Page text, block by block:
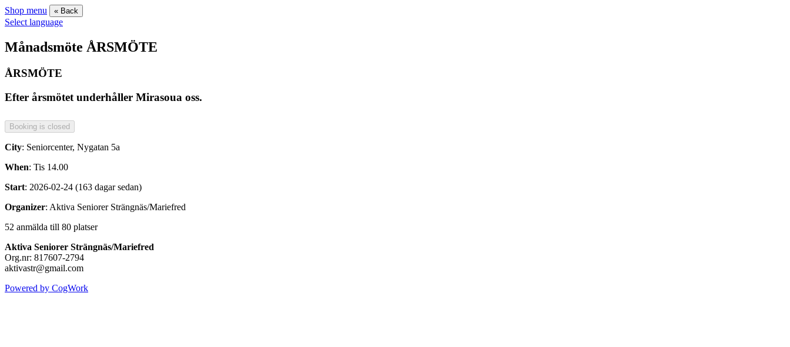
Shop menu « Back
Select language
Månadsmöte ÅRSMÖTE
ÅRSMÖTE
Efter årsmötet underhåller Mirasoua oss.
City: Seniorcenter, Nygatan 5a
When: Tis 14.00
Start: 2026-02-24 (163 dagar sedan)
Organizer: Aktiva Seniorer Strängnäs/Mariefred
52 anmälda till 80 platser
Aktiva Seniorer Strängnäs/Mariefred
Org.nr: 817607-2794
aktivastr@gmail.com
Powered by CogWork